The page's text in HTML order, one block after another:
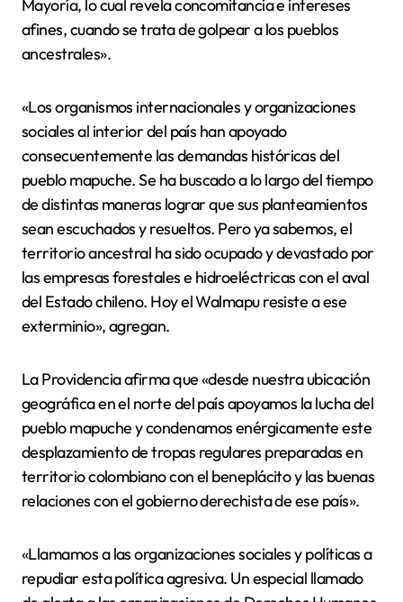
Mayoría, lo cual revela concomitancia e intereses
afines, cuando se trata de golpear a los pueblos
ancestrales».
«Los organismos internacionales y organizaciones
sociales al interior del país han apoyado
consecuentemente las demandas históricas del
pueblo mapuche. Se ha buscado a lo largo del tiempo
de distintas maneras lograr que sus planteamientos
sean escuchados y resueltos. Pero ya sabemos, el
territorio ancestral ha sido ocupado y devastado por
las empresas forestales e hidroeléctricas con el aval
del Estado chileno. Hoy el Walmapu resiste a ese
exterminio», agregan.
La Providencia afirma que «desde nuestra ubicación
geográfica en el norte del país apoyamos la lucha del
pueblo mapuche y condenamos enérgicamente este
desplazamiento de tropas regulares preparadas en
territorio colombiano con el beneplácito y las buenas
relaciones con el gobierno derechista de ese país».
«Llamamos a las organizaciones sociales y políticas a
repudiar esta política agresiva. Un especial llamado